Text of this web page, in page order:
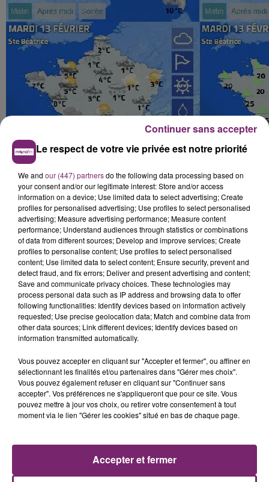
Le respect de votre vie privée est notre priorité
We and our (447) partnersdo the following data processing based on
your consent and/or our legitimate interest: Store and/or access
information on a device; Use limited data to select advertising; Create
profiles for personalised advertising; Use profiles to select personalised
advertising; Measure advertising performance; Measure content
performance; Understand audiences through statistics or combinations
of data from different sources; Develop and improve services; Create
profiles to personalise content; Use profiles to select personalised
content; Use limited data to select content; Ensure security, prevent and
detect fraud, and fix errors; Deliver and present advertising and content;
Save and communicate privacy choices. These technologies may
process personal data such as IP address and browsing data to offer
following functionalities: Identify devices based on information actively
requested; Use precise geolocation data; Match and combine data from
other data sources; Link different devices; Identify devices based on
information transmitted automatically.
Vous pouvez accepter en cliquant sur "Accepter et fermer", ou affiner en
sélectionnant les finalités et/ou partenaires dans "Gérer mes choix".
Vous pouvez également refuser en cliquant sur "Continuer sans
accepter". Vos préférences ne s'appliqueront que pour ce site. Vous
pouvez mettre à jour vos choix, ou retirer votre consentement à tout
moment via le lien "Gérer les cookies" situé en bas de chaque page.
Accepter et fermer
Continuer sans accepter